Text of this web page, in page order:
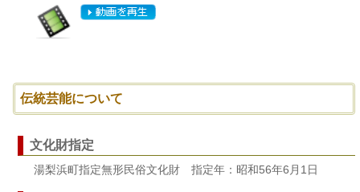
伝統芸能について
文化財指定
湯梨浜町指定無形民俗文化財 指定年：昭和56年6月1日